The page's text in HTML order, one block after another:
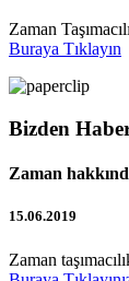
Zaman
Buraya Tıklayın
Bizden
Zaman
15.06.2019
Zaman